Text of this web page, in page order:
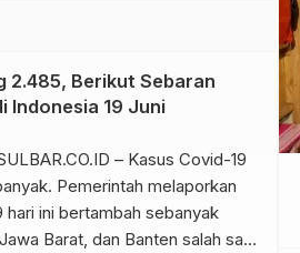
2.485, Berikut Sebaran
Indonesia 19 Juni
– Kasus Covid-19
Pemerintah melaporkan
hari ini bertambah sebanyak
Barat, dan Banten salah satu